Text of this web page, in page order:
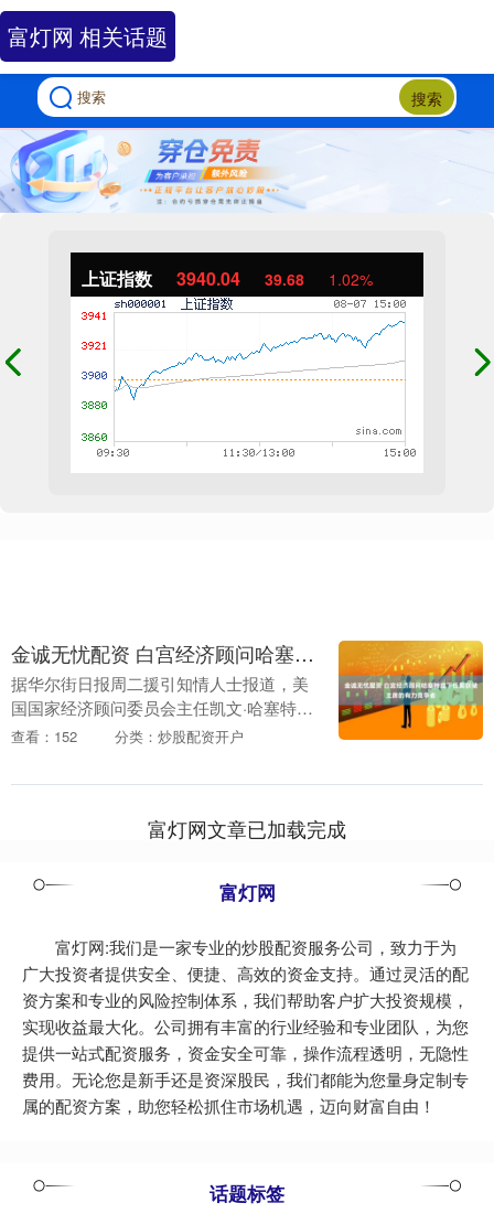
搜索
上证指数 3940.04 39.68 1.02%
富灯网 相关话题
金诚无忧配资 白宫经济顾问哈塞特成下任美联储主席的有力竞争者
据华尔街日报周二援引知情人士报道，美
国国家经济顾问委员会主任凯文·哈塞特
（Kevin Hassett）正成为下一任美联储主
查看：152 分类：炒股配资开户
富灯网文章已加载完成
富灯网
富灯网:我们是一家专业的炒股配资服务公司，致力于为
广大投资者提供安全、便捷、高效的资金支持。通过灵活的配
资方案和专业的风险控制体系，我们帮助客户扩大投资规模，
实现收益最大化。公司拥有丰富的行业经验和专业团队，为您
提供一站式配资服务，资金安全可靠，操作流程透明，无隐性
费用。无论您是新手还是资深股民，我们都能为您量身定制专
属的配资方案，助您轻松抓住市场机遇，迈向财富自由！
话题标签